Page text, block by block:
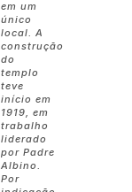
em um
único
local. A
construção
do
templo
teve
início em
1919, em
trabalho
liderado
por Padre
Albino.
Por